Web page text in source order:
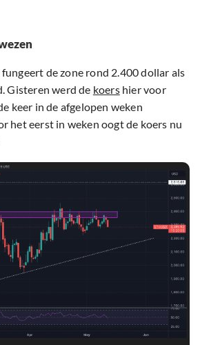
de zone rond 2.400 dollar als
Gisteren werd de koershier voor
keer in de afgelopen weken
het eerst in weken oogt de koers nu